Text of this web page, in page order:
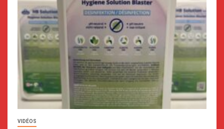
VIDÉOS